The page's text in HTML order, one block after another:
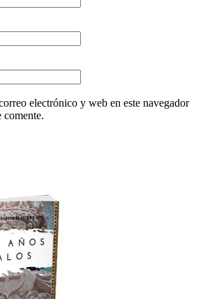
electrónico y web en este navegador
comente.